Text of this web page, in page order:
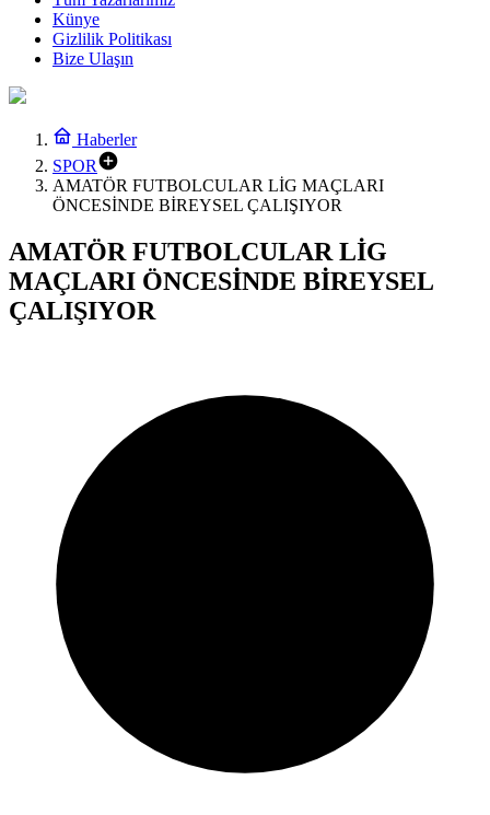
Künye
Gizlilik Politikası
Bize Ulaşın
Haberler
SPOR
AMATÖR FUTBOLCULAR LİG MAÇLARI
ÖNCESİNDE BİREYSEL ÇALIŞIYOR
AMATÖR FUTBOLCULAR LİG
MAÇLARI ÖNCESİNDE BİREYSEL
ÇALIŞIYOR